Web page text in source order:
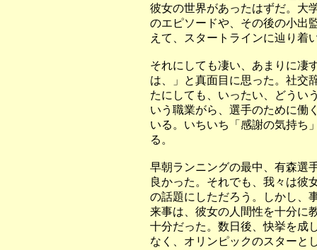
彼女の世界があったはずだ。大
のエピソードや、その後の小出
えて、スタートラインに辿り着
それにしても凄い、あまりに凄
は、」と真面目に思った。社交
たにしても、いったい、どうい
いう職業がら、選手のために働
いる。いちいち「感謝の気持ち
る。
早朝ランニングの最中、有森選
良かった。それでも、我々は彼
の話題にしただろう。しかし、
来事は、彼女の人間性を十分に
十分だった。 数日後、快挙を成
なく、オリンピックのスターと